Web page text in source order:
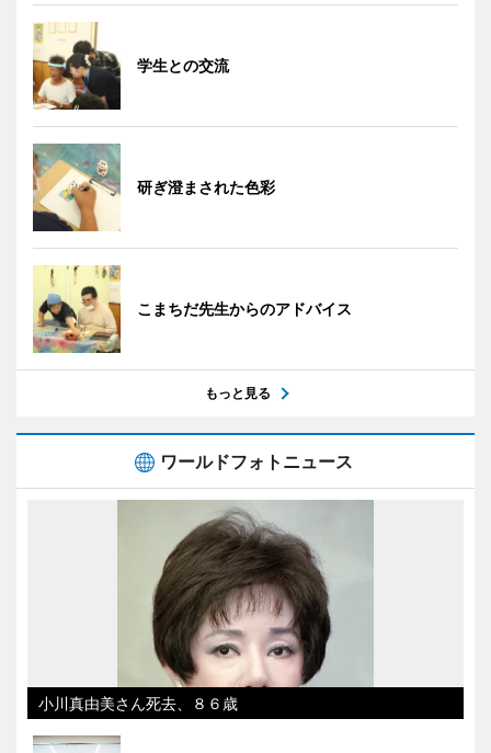
学生との交流
研ぎ澄まされた色彩
こまちだ先生からのアドバイス
もっと見る
ワールドフォトニュース
小川真由美さん死去、８６歳